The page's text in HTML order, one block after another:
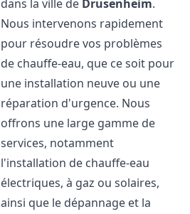
dans la ville de Drusenheim.
Nous intervenons rapidement
pour résoudre vos problèmes
de chauffe-eau, que ce soit pour
une installation neuve ou une
réparation d'urgence. Nous
offrons une large gamme de
services, notamment
l'installation de chauffe-eau
électriques, à gaz ou solaires,
ainsi que le dépannage et la